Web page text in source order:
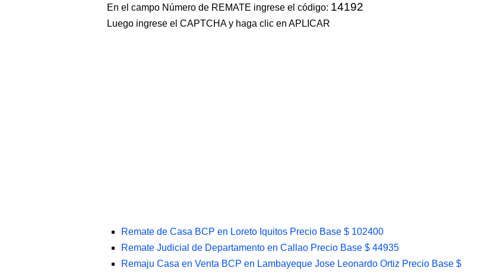
En el campo Número de REMATE ingrese el código: 14192
Luego ingrese el CAPTCHA y haga clic en APLICAR
Remate de Casa BCP en Loreto Iquitos Precio Base $ 102400
Remate Judicial de Departamento en Callao Precio Base $ 44935
Remaju Casa en Venta BCP en Lambayeque Jose Leonardo Ortiz Precio Base $